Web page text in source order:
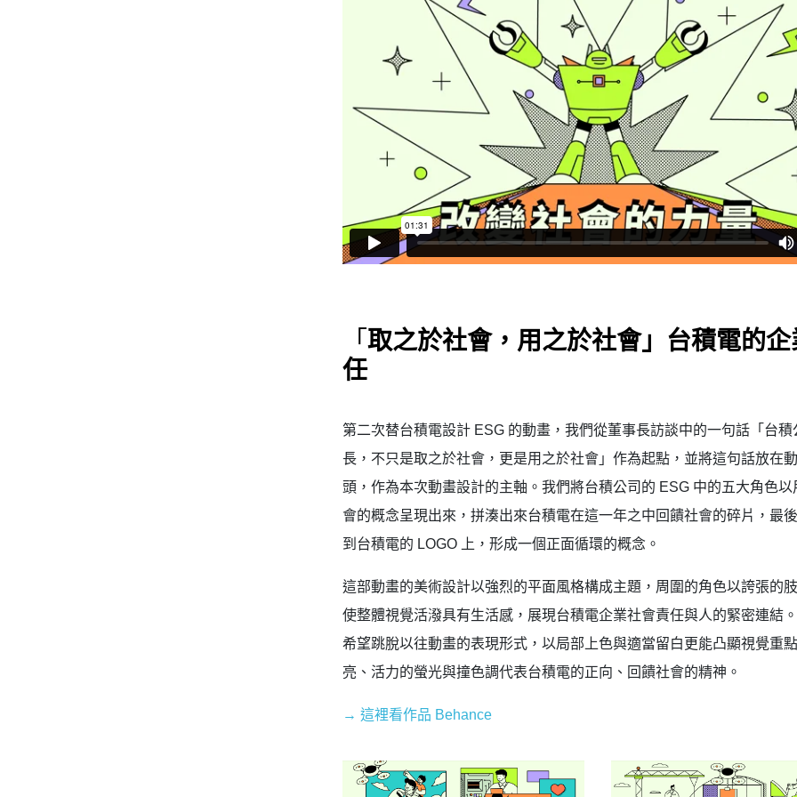
「 取之於社會，用之於社會」台積電的企
任
第二次替台積電設計 ESG 的動畫，我們從董事長訪談中的一句話「台積
長，不只是取之於社會，更是用之於社會」作為起點，並將這句話放在
頭，作為本次動畫設計的主軸。我們將台積公司的 ESG 中的五大角色以
會的概念呈現出來，拼湊出來台積電在這一年之中回饋社會的碎片，最
到台積電的 LOGO 上，形成一個正面循環的概念。
這部動畫的美術設計以強烈的平面風格構成主題，周圍的角色以誇張的
使整體視覺活潑具有生活感，展現台積電企業社會責任與人的緊密連結
希望跳脫以往動畫的表現形式，以局部上色與適當留白更能凸顯視覺重
亮、活力的螢光與撞色調代表台積電的正向、回饋社會的精神。
→ 這裡看作品 Behance